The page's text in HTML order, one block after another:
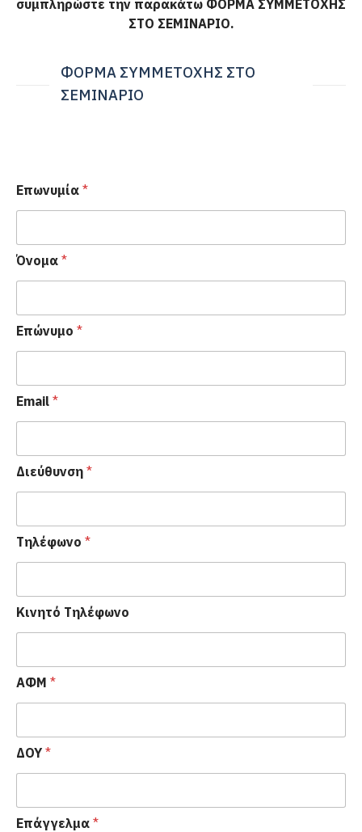
συμπληρώστε την παρακάτω ΦΟΡΜΑ ΣΥΜΜΕΤΟΧΗΣ
ΣΤΟ ΣΕΜΙΝΑΡΙΟ.
ΦΟΡΜΑ ΣΥΜΜΕΤΟΧΗΣ ΣΤΟ
ΣΕΜΙΝΑΡΙΟ
Επωνυμία *
Όνομα *
Επώνυμο *
Email *
Διεύθυνση *
Τηλέφωνο *
Κινητό Τηλέφωνο
ΑΦΜ *
ΔΟΥ *
Επάγγελμα *